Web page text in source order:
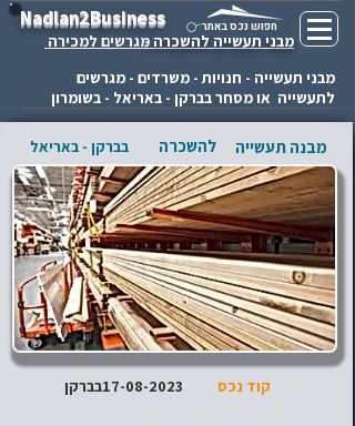
Nadlan2Business חפוש נכס באתר
מבני תעשייה להשכרה -מגרשים למכירה
מבני תעשייה - חנויות - משרדים - מגרשים
לתעשייה או מסחר בברקן - באריאל - בשומרון
מבנה תעשייה להשכרה בברקן - באריאל
קוד נכס 17-08-2023בברקן